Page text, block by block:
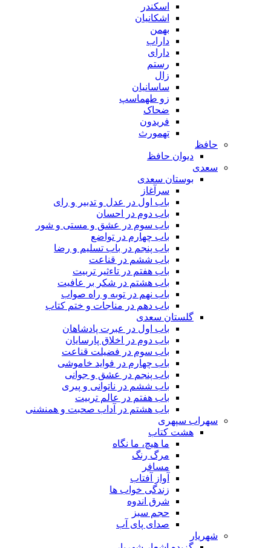
اسکندر
اشکانیان
بهمن
داراب
دارای
رستم
زال
ساسانیان
زو طهماسپ‏
ضحاک
فریدون
تهمورث
حافظ
دیوان حافظ
سعدی
بوستان سعدی
سرآغاز
باب اول در عدل و تدبیر و رای
باب دوم در احسان
باب سوم در عشق و مستی و شور
باب چهارم در تواضع
باب پنجم در باب تسلیم و رضا
باب ششم در قناعت
باب هفتم در تاءثیر تربیت
باب هشتم در شکر بر عافیت
باب نهم در توبه و راه صواب
باب دهم در مناجات و ختم کتاب
گلستان سعدی
باب اول در عبرت پادشاهان
باب دوم در اخلاق پارسایان
باب سوم در فضیلت قناعت
باب چهارم در فواید خاموشى
باب پنجم در عشق و جوانى
باب ششم در ناتوانى و پیرى
باب هفتم در عالم تربیت
باب هشتم در آداب صحبت و همنشنى
سهراب سپهری
هشت کتاب
ما هیچ، ما نگاه
مرگ رنگ
مسافر
آواز آفتاب
زندگی خواب ها
شرق اندوه
حجم سبز
صدای پای آب
شهریار